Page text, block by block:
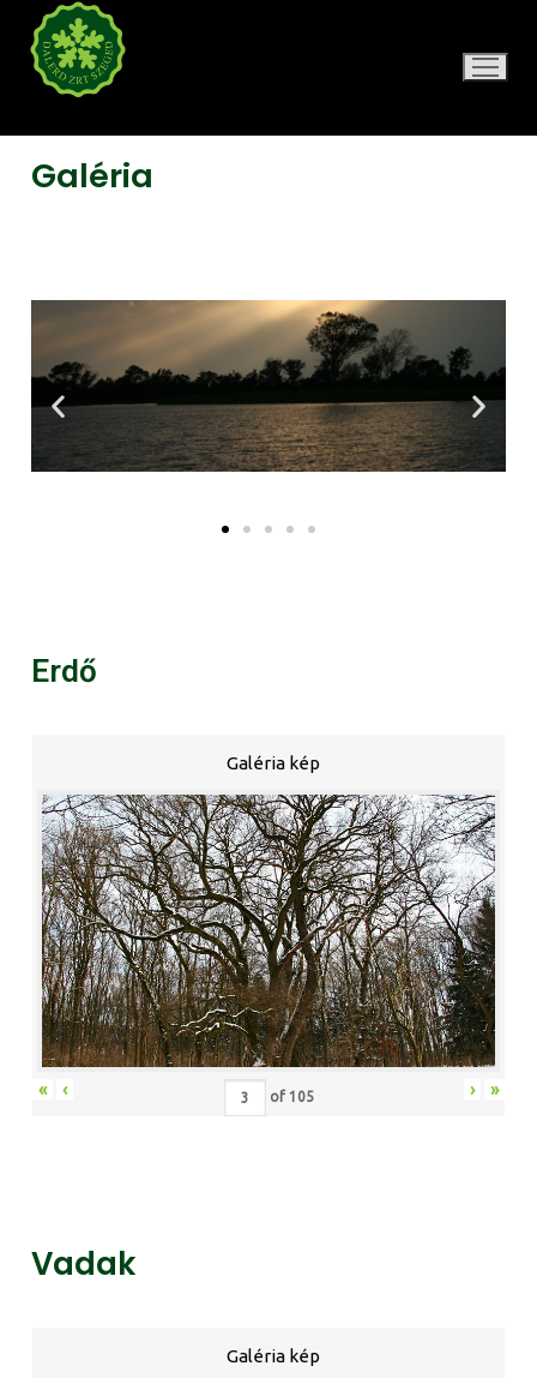
Galéria
Erdő
Galéria kép
« ‹ of 105 › »
Vadak
Galéria kép